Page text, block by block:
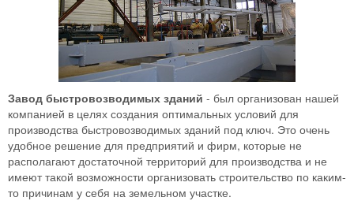
Завод быстровозводимых зданий - был организован нашей
компанией в целях создания оптимальных условий для
производства быстровозводимых зданий под ключ. Это очень
удобное решение для предприятий и фирм, которые не
располагают достаточной территорий для производства и не
имеют такой возможности организовать строительство по каким-
то причинам у себя на земельном участке.